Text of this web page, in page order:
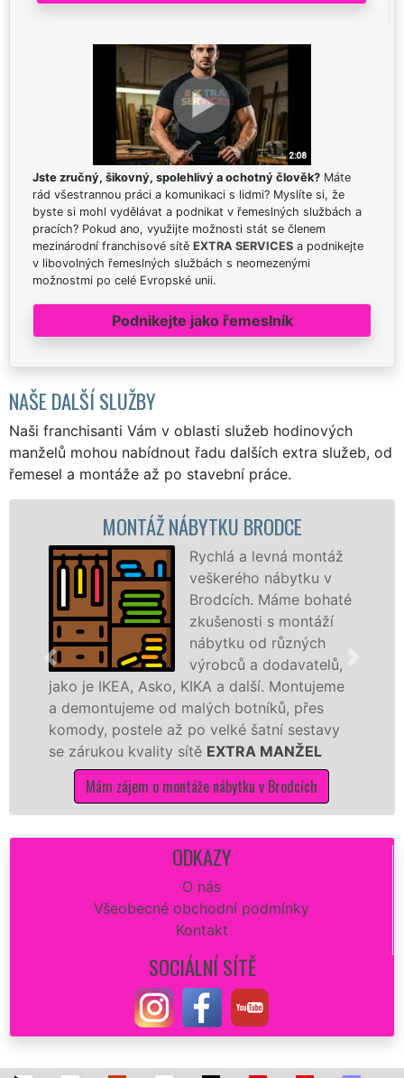
Jste zručný, šikovný, spolehlivý a ochotný člověk? Máte
rád všestrannou práci a komunikaci s lidmi? Myslíte si, že
byste si mohl vydělávat a podnikat v řemeslných službách a
pracích? Pokud ano, využijte možnosti stát se členem
mezinárodní franchisové sítě EXTRA SERVICES a podnikejte
v libovolných řemeslných službách s neomezenými
možnostmi po celé Evropské unii.
Podnikejte jako řemeslník
NAŠE DALŠÍ SLUŽBY
Naši franchisanti Vám v oblasti služeb hodinových
manželů mohou nabídnout řadu dalších extra služeb, od
řemesel a montáže až po stavební práce.
MONTÁŽ NÁBYTKU BRODCE
Rychlá a levná montáž
veškerého nábytku v
Brodcích. Máme bohaté
zkušenosti s montáží
nábytku od různých
výrobců a dodavatelů,
je IKEA, Asko, KIKA a další. Montujeme
od malých botníků, přes
postele až po velké šatní sestavy
kvality sítěEXTRA MANŽEL
Mám zájem o montáže nábytku v Brodcích
ODKAZY
O nás
Všeobecné obchodní podmínky
Kontakt
SOCIÁLNÍ SÍTĚ